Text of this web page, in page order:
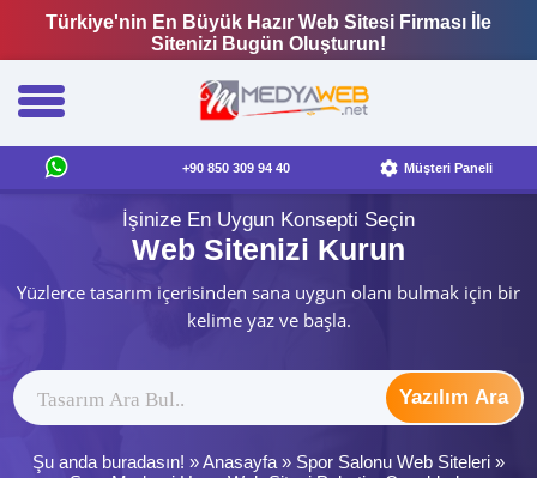
Türkiye'nin En Büyük Hazır Web Sitesi Firması İle
Sitenizi Bugün Oluşturun!
+90 850 309 94 40 Müşteri Paneli
İşinize En Uygun Konsepti Seçin
Web Sitenizi Kurun
Yüzlerce tasarım içerisinden sana uygun olanı bulmak için bir
kelime yaz ve başla.
Yazılım Ara
Şu anda buradasın! »Anasayfa » Spor Salonu Web Siteleri »